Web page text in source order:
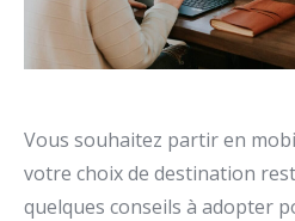
Vous souhaitez partir en
votre choix de destination
quelques conseils à adopter